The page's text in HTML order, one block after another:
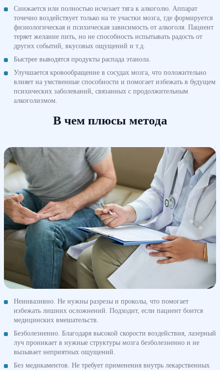
Снижается или полностью исчезает тяга к алкоголю. Аппарат
точечно воздействует только на те участки мозга, где формируется
физиологическая и психическая зависимость от алкоголя. Пациент
теряет желание пить, но не способность испытывать радость от
других событий, вкусовых ощущений и т.д.
Быстрее выводятся продукты распада этанола.
Улучшается кровообращение в сосудах мозга, что положительно
влияет на умственные способности и помогает избежать в будущем
психических заболеваний, связанных с продолжительным
алкоголизмом.
В чем плюсы метода
Неинвазивно. Не нужны разрезы и проколы, что помогает
избежать лишних осложнений. Подходит, если пациент боится
медицинских вмешательств.
Безболезненно. Благодаря высокой скорости воздействия, лазерный
луч проникает в нужные структуры мозга безболезненно и не
вызывает неприятных ощущений.
Без медикаментов. Не требует применения внутрь лекарственных